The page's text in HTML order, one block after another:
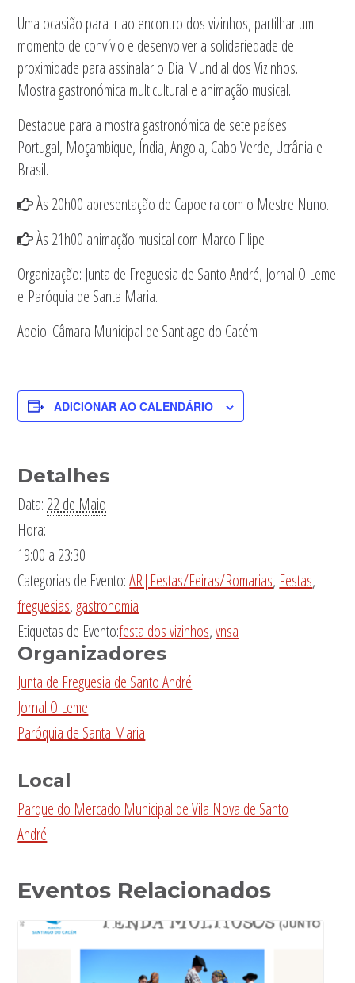
Uma ocasião para ir ao encontro dos vizinhos, partilhar um
momento de convívio e desenvolver a solidariedade de
proximidade para assinalar o Dia Mundial dos Vizinhos.
Mostra gastronómica multicultural e animação musical.
Destaque para a mostra gastronómica de sete países:
Portugal, Moçambique, Índia, Angola, Cabo Verde, Ucrânia e
Brasil.
Às 20h00 apresentação de Capoeira com o Mestre Nuno.
Às 21h00 animação musical com Marco Filipe
Organização: Junta de Freguesia de Santo André, Jornal O Leme
e Paróquia de Santa Maria.
Apoio: Câmara Municipal de Santiago do Cacém
ADICIONAR AO CALENDÁRIO
Detalhes
Data: 22 de Maio
Hora:
19:00 a 23:30
Categorias de Evento:AR|Festas/Feiras/Romarias, Festas,
freguesias, gastronomia
Etiquetas de Evento:festa dos vizinhos,vnsa
Organizadores
Junta de Freguesia de Santo André
Jornal O Leme
Paróquia de Santa Maria
Local
Parque do Mercado Municipal de Vila Nova de Santo
André
Eventos Relacionados